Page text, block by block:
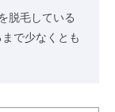
脱毛している
で少なくとも